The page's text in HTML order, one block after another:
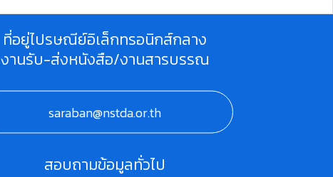
ที่อยู่ไปรษณีย์อิเล็กทรอนิกส์กลาง
งานรับ-ส่งหนังสือ/งานสารบรรณ
saraban@nstda.or.th
สอบถามข้อมูลทั่วไป